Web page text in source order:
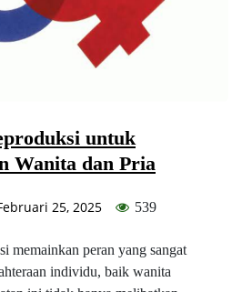
untuk
Wanita dan Pria
25, 2025 539
memainkan peran yang sangat
individu, baik wanita